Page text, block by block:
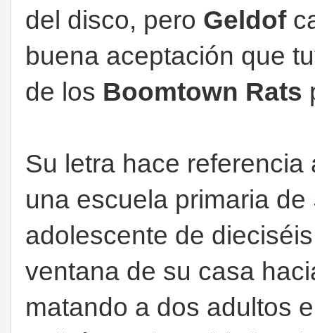
del disco, pero Geldof
buena aceptación que
de los Boomtown Rats
Su letra hace
una escuela primaria
adolescente de
ventana de su casa
matando a dos adultos